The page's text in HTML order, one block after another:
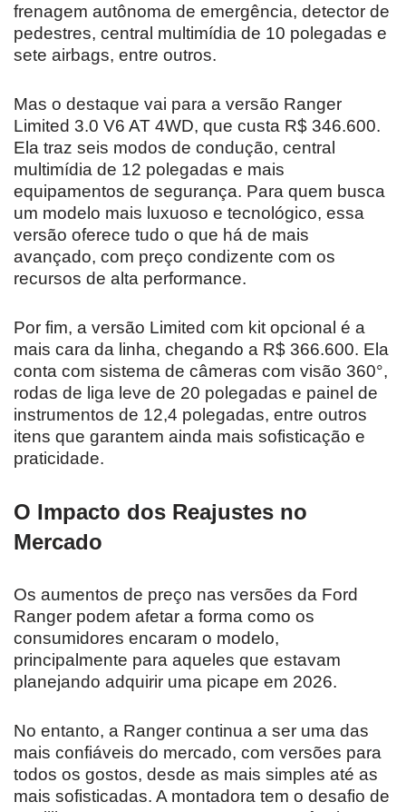
frenagem autônoma de emergência, detector de
pedestres, central multimídia de 10 polegadas e
sete airbags, entre outros.
Mas o destaque vai para a versão Ranger
Limited 3.0 V6 AT 4WD, que custa R$ 346.600.
Ela traz seis modos de condução, central
multimídia de 12 polegadas e mais
equipamentos de segurança. Para quem busca
um modelo mais luxuoso e tecnológico, essa
versão oferece tudo o que há de mais
avançado, com preço condizente com os
recursos de alta performance.
Por fim, a versão Limited com kit opcional é a
mais cara da linha, chegando a R$ 366.600. Ela
conta com sistema de câmeras com visão 360°,
rodas de liga leve de 20 polegadas e painel de
instrumentos de 12,4 polegadas, entre outros
itens que garantem ainda mais sofisticação e
praticidade.
O Impacto dos Reajustes no
Mercado
Os aumentos de preço nas versões da Ford
Ranger podem afetar a forma como os
consumidores encaram o modelo,
principalmente para aqueles que estavam
planejando adquirir uma picape em 2026.
No entanto, a Ranger continua a ser uma das
mais confiáveis do mercado, com versões para
todos os gostos, desde as mais simples até as
mais sofisticadas. A montadora tem o desafio de